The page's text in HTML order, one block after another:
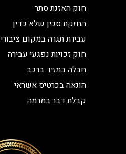
חוק האזנת סתר
החזקת סכין שלא כדין
עבירת תגרה במקום ציבורי
חוק זכויות נפגעי עבירה
חבלה במזיד ברכב
הונאה בכרטיס אשראי
קבלת דבר במרמה